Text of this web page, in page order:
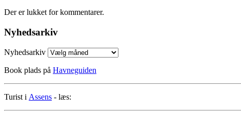
Der er lukket for kommentarer.
Nyhedsarkiv
Nyhedsarkiv
Book plads på Havneguiden
Turist i Assens - læs: